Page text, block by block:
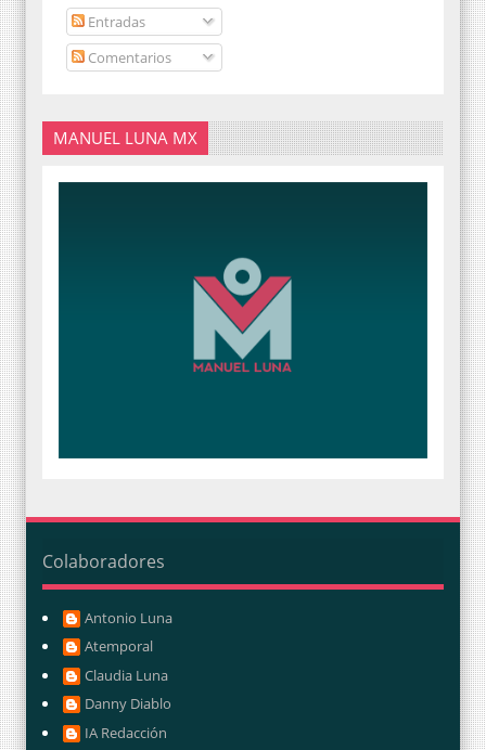
Entradas
Comentarios
MANUEL LUNA MX
Colaboradores
Antonio Luna
Atemporal
Claudia Luna
Danny Diablo
IA Redacción